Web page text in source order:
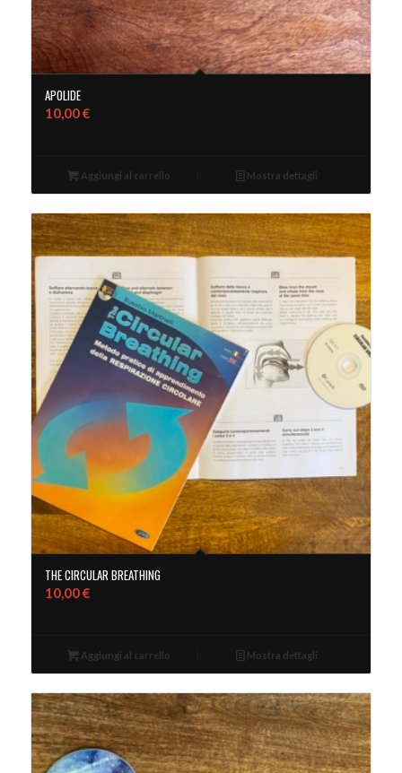
APOLIDE
10,00€
Aggiungi al carrello Mostra dettagli
THE CIRCULAR BREATHING
10,00€
Aggiungi al carrello Mostra dettagli